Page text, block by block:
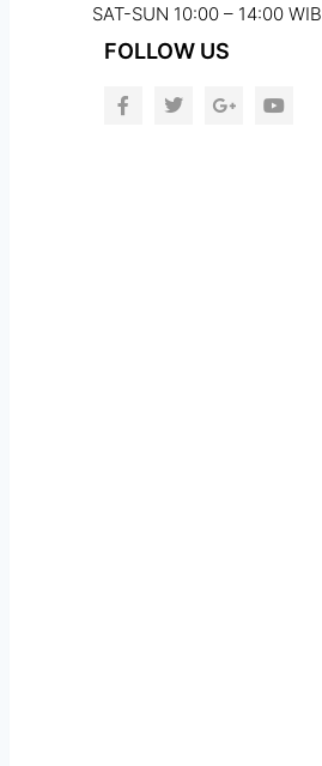
SAT-SUN 10:00 – 14:00 WIB
FOLLOW US